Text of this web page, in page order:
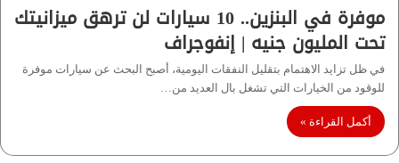
موفرة في البنزين.. 10 سيارات لن ترهق ميزانيتك
تحت المليون جنيه | إنفوجراف
في ظل تزايد الاهتمام بتقليل النفقات اليومية، أصبح البحث عن سيارات موفرة
للوقود من الخيارات التي تشغل بال العديد من…
أكمل القراءة »